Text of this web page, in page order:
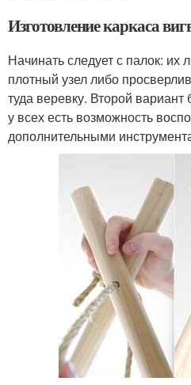
Изготовление каркаса
Начинать следует с палок: их
плотный узел либо
туда веревку. Второй
у всех есть возможность
дополнительными